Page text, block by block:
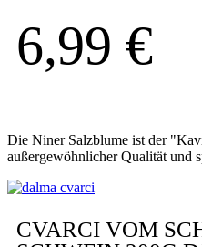
6,99 €
Die Niner Salzblume ist der
außergewöhnlicher Qualität und
CVARCI VOM